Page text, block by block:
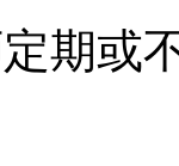
期或